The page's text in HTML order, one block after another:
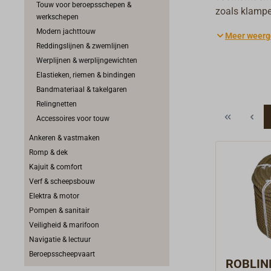
Touw voor beroepsschepen &
werkschepen
Modern jachttouw
Reddingslijnen & zwemlijnen
Werplijnen & werplijngewichten
Elastieken, riemen & bindingen
Bandmateriaal & takelgaren
Relingnetten
Accessoires voor touw
Ankeren & vastmaken
Romp & dek
Kajuit & comfort
Verf & scheepsbouw
Elektra & motor
Pompen & sanitair
Veiligheid & marifoon
Navigatie & lectuur
Beroepsscheepvaart
zoals
hoge
Meer